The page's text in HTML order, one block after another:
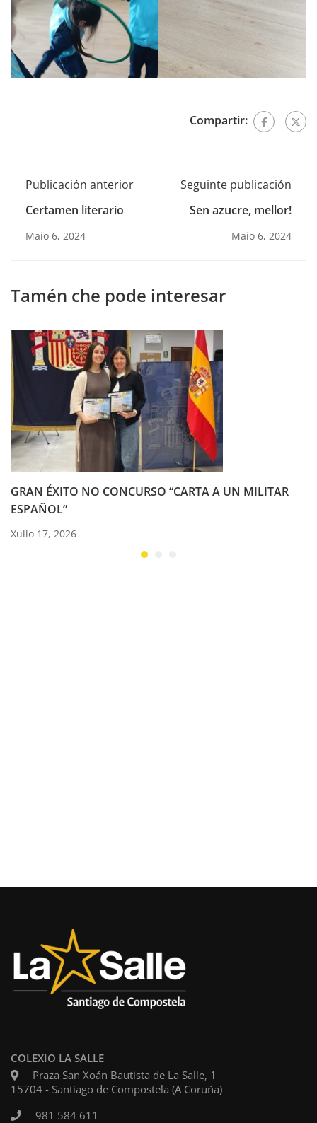
Compartir:
Publicación anterior
Certamen literario
Maio 6, 2024
Seguinte publicación
Sen azucre, mellor!
Maio 6, 2024
Tamén che pode interesar
GRAN ÉXITO NO CONCURSO “CARTA A UN MILITAR
ESPAÑOL”
Xullo 17, 2026
COLEXIO LA SALLE
Praza San Xoán Bautista de La Salle, 1
15704 - Santiago de Compostela (A Coruña)
981 584 611